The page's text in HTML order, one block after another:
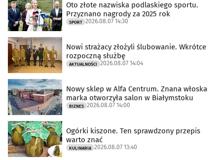
Oto złote nazwiska podlaskiego sportu.
Przyznano nagrody za 2025 rok
SPORT 2026.08.07 14:30
Nowi strażacy złożyli ślubowanie. Wkrótce
rozpoczną służbę
AKTUALNOŚCI 2026.08.07 14:04
Nowy sklep w Alfa Centrum. Znana włoska
marka otworzyła salon w Białymstoku
BIZNES 2026.08.07 14:00
Ogórki kiszone. Ten sprawdzony przepis
warto znać
KULINARIA 2026.08.07 13:40